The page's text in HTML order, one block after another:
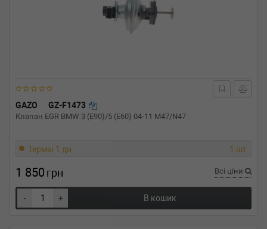
GAZO GZ-F1473
Клапан EGR BMW 3 (E90)/5 (E60) 04-11 M47/N47
Термін 1 дн. 1 шт.
1 850 грн Всі ціни
- + В кошик